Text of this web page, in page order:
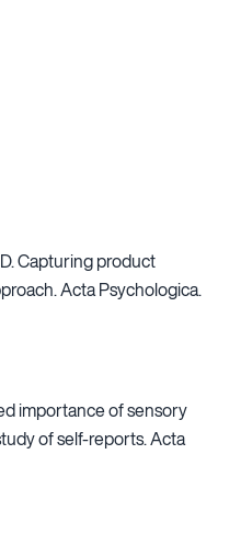
Capturing product
Acta Psychologica.
importance of sensory
of self-reports. Acta